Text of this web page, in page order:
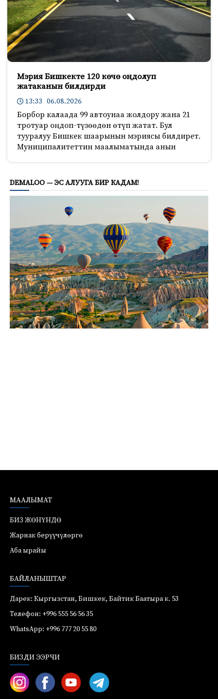
Мэрия Бишкекте 120 көчө оңдолуп
жатаканын билдирди
13:33 06.08.2026
Борбор калаада 99 автоунаа жолдору жана 21
тротуар оңдоп-түзөөдөн өтүп жатат. Бул
тууралуу Бишкек шаарынын мэриясы билдирет.
Муниципалитеттин маалыматында анын
DEMALOO — ЭС АЛУУГА БИР КАДАМ!
МААЛЫМАТ
БИЗ ЖӨНҮНДӨ
Жарнак берүүчүлөргө
Аба ырайы
БАЙЛАНЫШТАР
Дарек: Кыргызстан, Бишкек, Байтик Баатыра к. 53
Телефон: +996 555 56 56 35
WhatsApp: +996 777 20 55 80
БИЗДИ ЭЭРЧИ